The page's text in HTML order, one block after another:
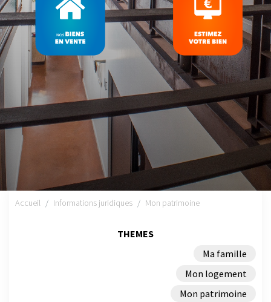
Accueil Informations juridiques Mon patrimoine
THEMES
Ma famille
Mon logement
Mon patrimoine